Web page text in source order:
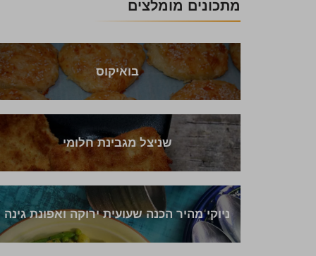
מתכונים מומלצים
בואיקוס
שניצל מגבינת חלומי
ניוקי מהיר הכנה שעועית ירוקה ואפונת גינה